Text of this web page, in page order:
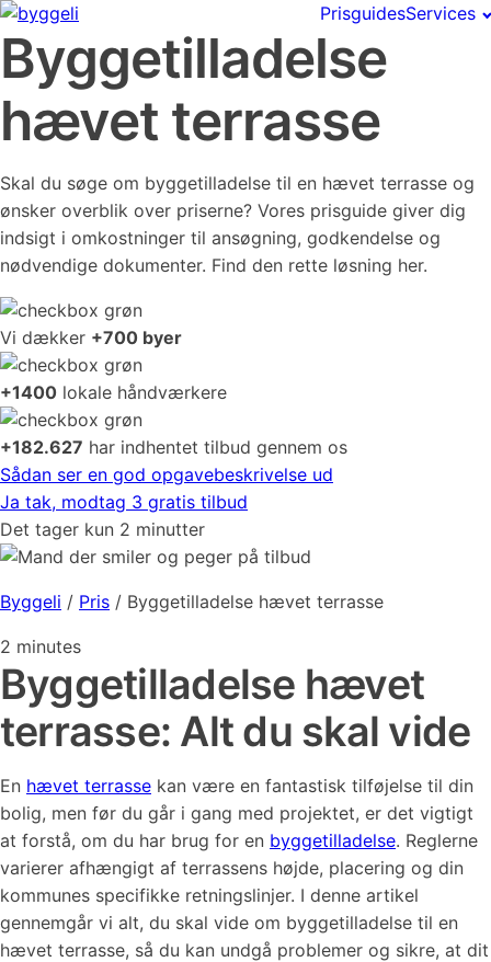
PrisguidesServices
Byggetilladelse
hævet terrasse
Skal du søge om byggetilladelse til en hævet terrasse og
ønsker overblik over priserne? Vores prisguide giver dig
indsigt i omkostninger til ansøgning, godkendelse og
nødvendige dokumenter. Find den rette løsning her.
Vi dækker +700 byer
+1400 lokale håndværkere
+182.627 har indhentet tilbud gennem os
Sådan ser en god opgavebeskrivelse ud
Ja tak, modtag 3 gratis tilbud
Det tager kun 2 minutter
Byggeli / Pris / Byggetilladelse hævet terrasse
2 minutes
Byggetilladelse hævet
terrasse: Alt du skal vide
En hævet terrasse kan være en fantastisk tilføjelse til din
bolig, men før du går i gang med projektet, er det vigtigt
at forstå, om du har brug for en byggetilladelse. Reglerne
varierer afhængigt af terrassens højde, placering og din
kommunes specifikke retningslinjer. I denne artikel
gennemgår vi alt, du skal vide om byggetilladelse til en
hævet terrasse, så du kan undgå problemer og sikre, at dit